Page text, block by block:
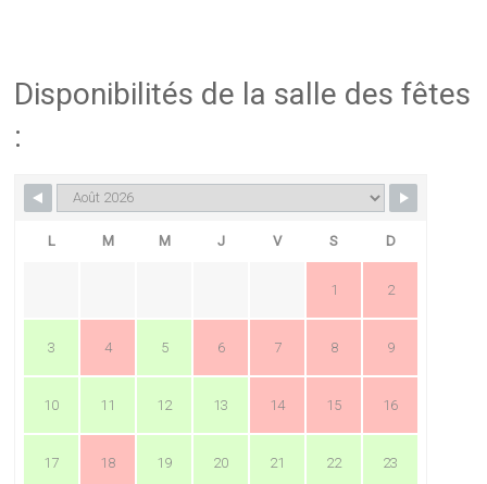
Disponibilités de la salle des fêtes
:
L M M J V S D
1 2
3 4 5 6 7 8 9
10 11 12 13 14 15 16
17 18 19 20 21 22 23